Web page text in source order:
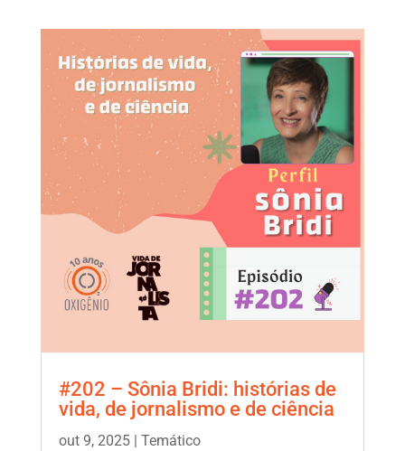
#202 – Sônia Bridi: histórias de
vida, de jornalismo e de ciência
out 9, 2025| Temático